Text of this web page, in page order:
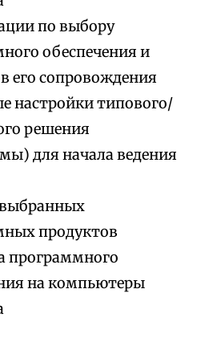
по выбору
обеспечения и
его сопровождения
настройки типового/
решения
для начала ведения
продуктов
программного
на компьютеры